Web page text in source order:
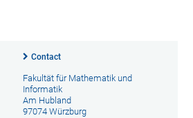
Contact
Fakultät für Mathematik und
Informatik
Am Hubland
97074 Würzburg